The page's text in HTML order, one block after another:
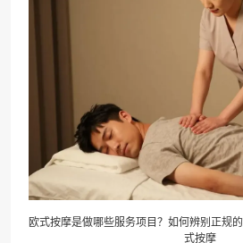
欧式按摩是做哪些服务项目？如何辨别正规的
式按摩